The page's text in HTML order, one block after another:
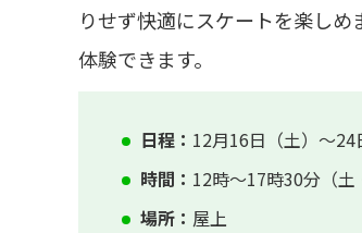
りせず快適にスケートを楽し
体験できます。
日程： 12月16日（土）～24
時間： 12時～17時30分（
場所： 屋上